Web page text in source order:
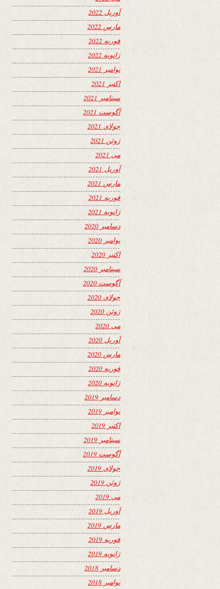
آوریل 2022
مارس 2022
فوریه 2022
ژانویه 2022
نوامبر 2021
اکتبر 2021
سپتامبر 2021
آگوست 2021
جولای 2021
ژوئن 2021
می 2021
آوریل 2021
مارس 2021
فوریه 2021
ژانویه 2021
دسامبر 2020
نوامبر 2020
اکتبر 2020
سپتامبر 2020
آگوست 2020
جولای 2020
ژوئن 2020
می 2020
آوریل 2020
مارس 2020
فوریه 2020
ژانویه 2020
دسامبر 2019
نوامبر 2019
اکتبر 2019
سپتامبر 2019
آگوست 2019
جولای 2019
ژوئن 2019
می 2019
آوریل 2019
مارس 2019
فوریه 2019
ژانویه 2019
دسامبر 2018
نوامبر 2018